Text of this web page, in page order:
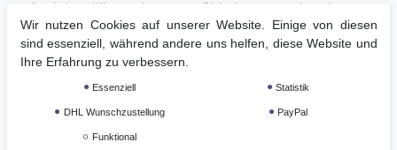
feminin tailliertes Langarm-Shirt in ansprechendem
Design aus hochwertigem Funktionsmaterial
leichtes, extra softes, recyclebares Power-Tech
Microfleece, Antipilling
atmungsaktiv, gebürstete Innenseite für einen effektiven
Feuchtigkeitstransport, hält warm und trocken
Wir nutzen Cookies auf unserer Website. Einige von diesen
sind essenziell, während andere uns helfen, diese Website und
Ihre Erfahrung zu verbessern.
Essenziell Statistik
DHL Wunschzustellung PayPal
Funktional